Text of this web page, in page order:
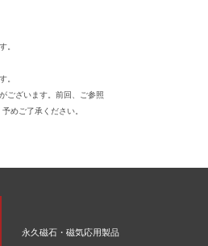
。
。
ございます。前回、ご参照
めご了承ください。
永久磁石・磁気応用製品